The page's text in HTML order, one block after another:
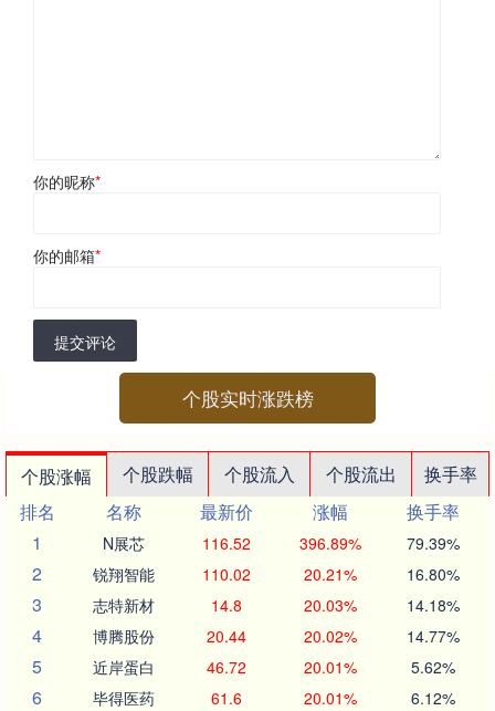
你的昵称*
你的邮箱*
提交评论
个股实时涨跌榜
个股涨幅 个股跌幅 个股流入 个股流出
换手率
排名
名称 最新价 涨幅
换手率
1
N展芯 116.52 396.89% 79.39%
2 锐翔智能 110.02 20.21% 16.80%
3 志特新材 14.8 20.03% 14.18%
4 博腾股份 20.44 20.02% 14.77%
5 近岸蛋白 46.72 20.01% 5.62%
6 毕得医药 61.6 20.01% 6.12%